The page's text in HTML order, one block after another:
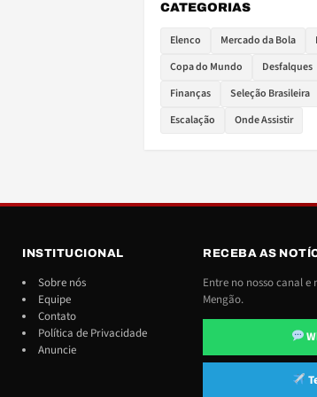
CATEGORIAS
Elenco Mercado da Bola
Copa do Mundo
Desfalques
Finanças
Seleção Brasileira
Escalação
Onde Assistir
INSTITUCIONAL
Sobre nós
Equipe
Contato
Política de Privacidade
Anuncie
RECEBA AS
Entre no nosso canal
Mengão.